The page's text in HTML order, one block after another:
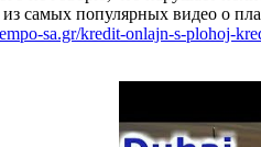
самых популярных видео о
sa.gr/kredit-onlajn-s-plohoj-